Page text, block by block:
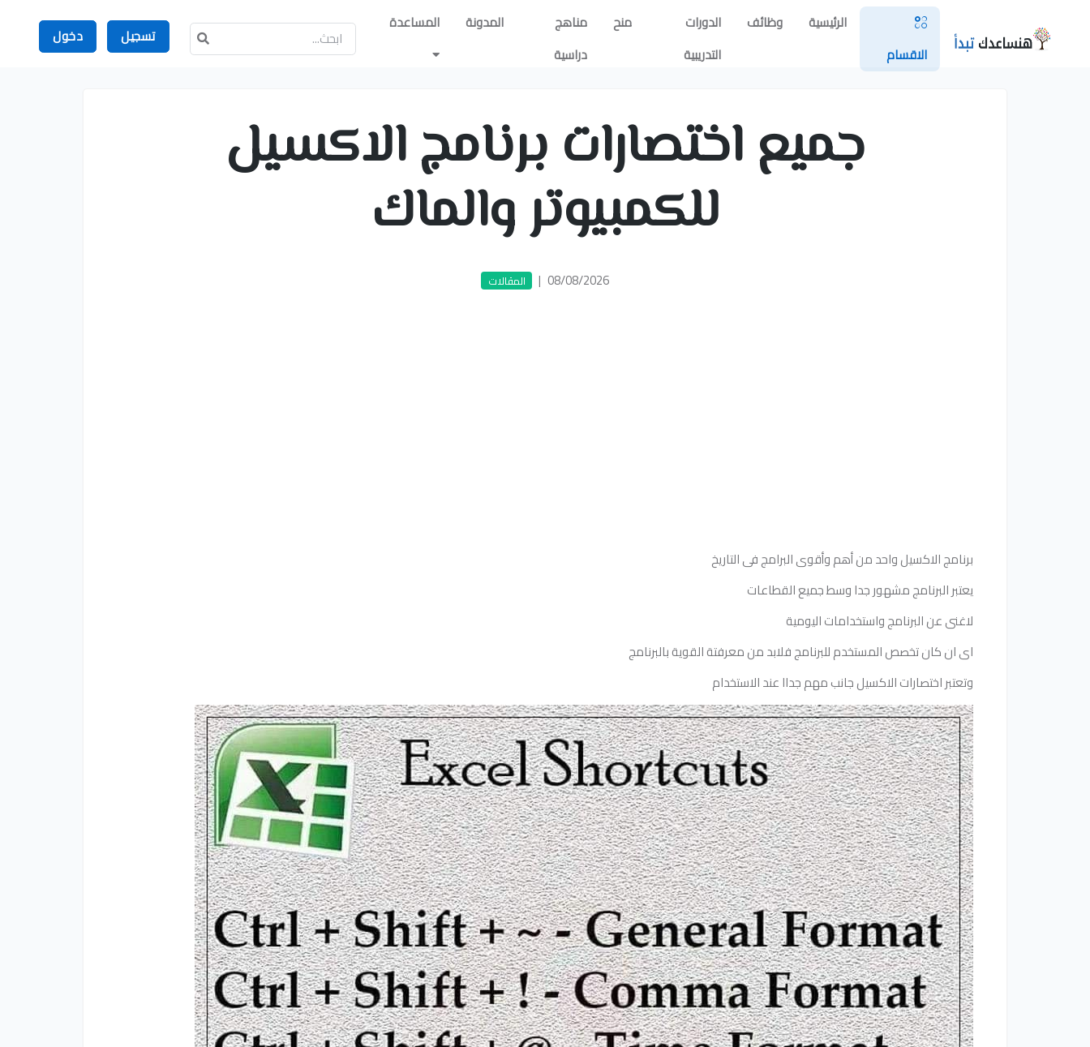
الاقسام
الرئيسية وظائف
الدورات
التدريبية
منح
مناهج
دراسية
المدونة المساعدة
تسجيل دخول
جميع اختصارات برنامج الاكسيل
للكمبيوتر والماك
08/08/2026
| المقالات
برنامج الاكسيل واحد من أهم وأقوى البرامج فى التاريخ
يعتبر البرنامج مشهور جدا وسط جميع القطاعات
لاغنى عن البرنامج واستخدامات اليومية
اى ان كان تخصص المستخدم للبرنامج فلابد من معرفتة القوية بالبرنامج
وتعتبر اختصارات الاكسيل جانب مهم جداا عند الاستخدام